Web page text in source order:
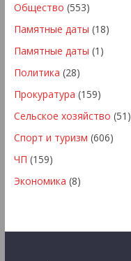
Общество (553)
Памятные даты (18)
Памятные даты (1)
Политика (28)
Прокуратура (159)
Сельское хозяйство (51)
Спорт и туризм (606)
ЧП (159)
Экономика (8)